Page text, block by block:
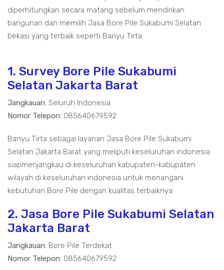
diperhitungkan secara matang sebelum mendirikan
bangunan dan memilih Jasa Bore Pile Sukabumi Selatan
bekasi yang terbaik seperti Banyu Tirta.
1. Survey Bore Pile Sukabumi
Selatan Jakarta Barat
Jangkauan: Seluruh Indonesia
Nomor Telepon: 085640679592
Banyu Tirta sebagai layanan Jasa Bore Pile Sukabumi
Selatan Jakarta Barat yang meliputi keseluruhan indonesia
siapmenjangkau di keseluruhan kabupaten-kabupaten
wilayah di keseluruhan indonesia untuk menangani
kebutuhan Bore Pile dengan kualitas terbaiknya.
2. Jasa Bore Pile Sukabumi Selatan
Jakarta Barat
Jangkauan: Bore Pile Terdekat
Nomor Telepon: 085640679592